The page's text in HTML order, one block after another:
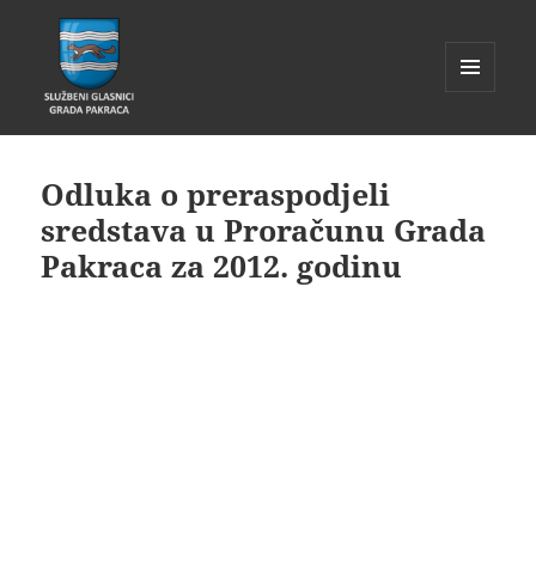
WIDGETI
Odluka o preraspodjeli
sredstava u Proračunu Grada
Pakraca za 2012. godinu